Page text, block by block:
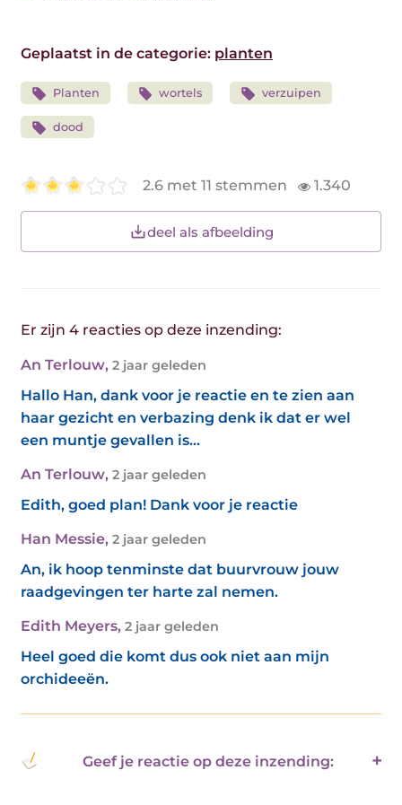
Geplaatst in de categorie: planten
Planten wortels verzuipen
dood
2.6 met 11 stemmen 1.340
deel als afbeelding
Er zijn 4 reacties op deze inzending:
An Terlouw, 2 jaar geleden
Hallo Han, dank voor je reactie en te zien aan
haar gezicht en verbazing denk ik dat er wel
een muntje gevallen is…
An Terlouw, 2 jaar geleden
Edith, goed plan! Dank voor je reactie
Han Messie, 2 jaar geleden
An, ik hoop tenminste dat buurvrouw jouw
raadgevingen ter harte zal nemen.
Edith Meyers, 2 jaar geleden
Heel goed die komt dus ook niet aan mijn
orchideeën.
Geef je reactie op deze inzending: